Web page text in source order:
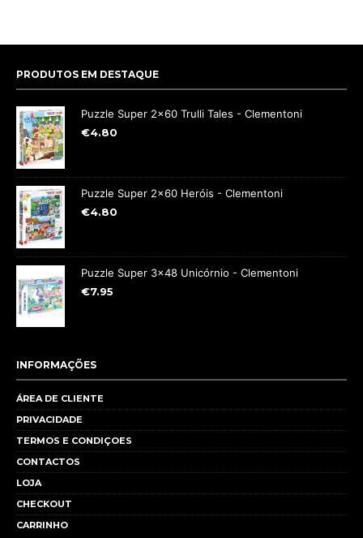
PRODUTOS EM DESTAQUE
Puzzle Super 2x60 Trulli Tales - Clementoni
€4.80
Puzzle Super 2x60 Heróis - Clementoni
€4.80
Puzzle Super 3x48 Unicórnio - Clementoni
€7.95
INFORMAÇÕES
ÁREA DE CLIENTE
PRIVACIDADE
TERMOS E CONDIÇOES
CONTACTOS
LOJA
CHECKOUT
CARRINHO